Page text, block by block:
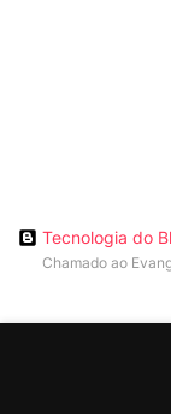
Tecnologia do
Chamado ao